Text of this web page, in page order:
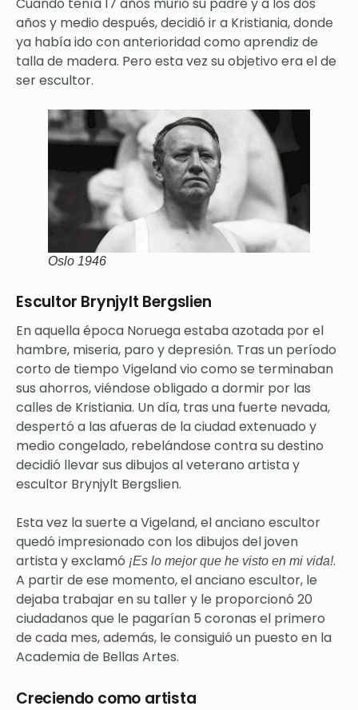
años y medio después, decidió ir a Kristiania, donde
ya había ido con anterioridad como aprendiz de
talla de madera. Pero esta vez su objetivo era el de
ser escultor.
Oslo 1946
Escultor Brynjylt Bergslien
En aquella época Noruega estaba azotada por el
hambre, miseria, paro y depresión. Tras un período
corto de tiempo Vigeland vio como se terminaban
sus ahorros, viéndose obligado a dormir por las
calles de Kristiania. Un día, tras una fuerte nevada,
despertó a las afueras de la ciudad extenuado y
medio congelado, rebelándose contra su destino
decidió llevar sus dibujos al veterano artista y
escultor Brynjylt Bergslien.
Esta vez la suerte a Vigeland, el anciano escultor
quedó impresionado con los dibujos del joven
artista y exclamó ¡Es lo mejor que he visto en mi vida!.
A partir de ese momento, el anciano escultor, le
dejaba trabajar en su taller y le proporcionó 20
ciudadanos que le pagarían 5 coronas el primero
de cada mes, además, le consiguió un puesto en la
Academia de Bellas Artes.
Creciendo como artista